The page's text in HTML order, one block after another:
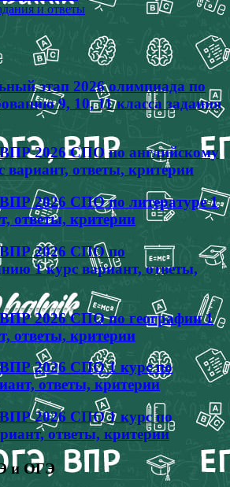
и ответы
этап 2026 олимпиада по
9, 10, 11 класса задания
ВПР 2026 СПО по английскому
вариант, ответы, критерии
2026 СПО по литературе 1
ответы, критерии
ВПР 2026 СПО по
1 курс вариант, ответы,
2026 СПО по географии 1
ответы, критерии
ВПР 2026 СПО 1 курс по
ответы, критерии
ВПР 2026 СПО 1 курс по
ответы, критерии
и ОГЭ